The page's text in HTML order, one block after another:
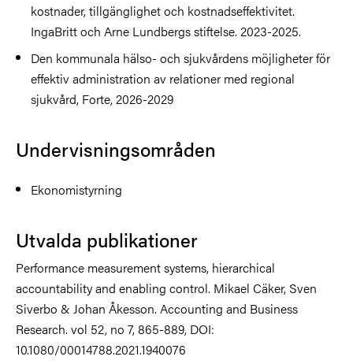
kostnader, tillgänglighet och kostnadseffektivitet.
IngaBritt och Arne Lundbergs stiftelse. 2023-2025.
Den kommunala hälso- och sjukvårdens möjligheter för
effektiv administration av relationer med regional
sjukvård, Forte, 2026-2029
Undervisningsområden
Ekonomistyrning
Utvalda publikationer
Performance measurement systems, hierarchical
accountability and enabling control. Mikael Cäker, Sven
Siverbo & Johan Åkesson. Accounting and Business
Research. vol 52, no 7, 865-889, DOI:
10.1080/00014788.2021.1940076